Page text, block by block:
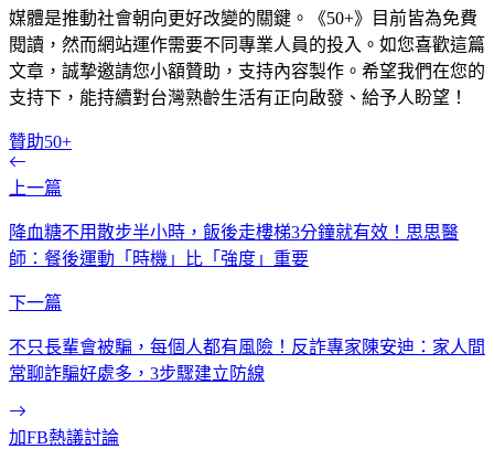
媒體是推動社會朝向更好改變的關鍵。《50+》目前皆為免費
閱讀，然而網站運作需要不同專業人員的投入。如您喜歡這篇
文章，誠摯邀請您小額贊助，支持內容製作。希望我們在您的
支持下，能持續對台灣熟齡生活有正向啟發、給予人盼望！
贊助50+
上一篇
降血糖不用散步半小時，飯後走樓梯3分鐘就有效！思思醫
師：餐後運動「時機」比「強度」重要
下一篇
不只長輩會被騙，每個人都有風險！反詐專家陳安迪：家人間
常聊詐騙好處多，3步驟建立防線
加FB熱議討論